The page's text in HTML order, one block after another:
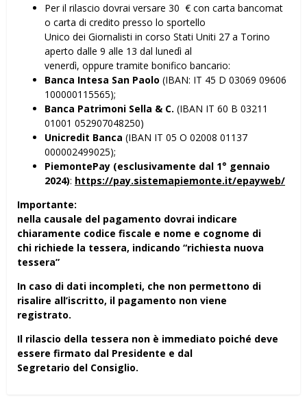
Per il rilascio dovrai versare 30 € con carta bancomat
o carta di credito presso lo sportello
Unico dei Giornalisti in corso Stati Uniti 27 a Torino
aperto dalle 9 alle 13 dal lunedì al
venerdì, oppure tramite bonifico bancario:
Banca Intesa San Paolo (IBAN: IT 45 D 03069 09606
100000115565);
Banca Patrimoni Sella & C. (IBAN IT 60 B 03211
01001 052907048250)
Unicredit Banca (IBAN IT 05 O 02008 01137
000002499025);
PiemontePay (esclusivamente dal 1° gennaio
2024): https://pay.sistemapiemonte.it/epayweb/
Importante:
nella causale del pagamento dovrai indicare
chiaramente codice fiscale e nome e cognome di
chi richiede la tessera, indicando “richiesta nuova
tessera”
In caso di dati incompleti, che non permettono di
risalire all’iscritto, il pagamento non viene
registrato.
Il rilascio della tessera non è immediato poiché deve
essere firmato dal Presidente e dal
Segretario del Consiglio.